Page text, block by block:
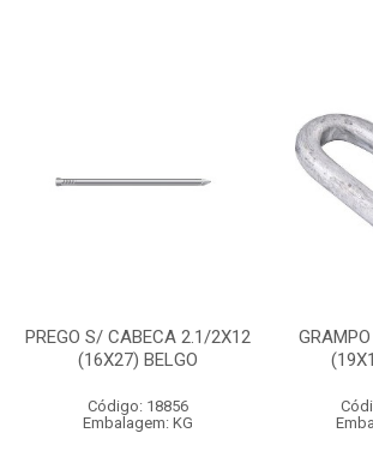
PREGO S/ CABECA 2.1/2X12
(16X27) BELGO
Código: 18856
Embalagem: KG